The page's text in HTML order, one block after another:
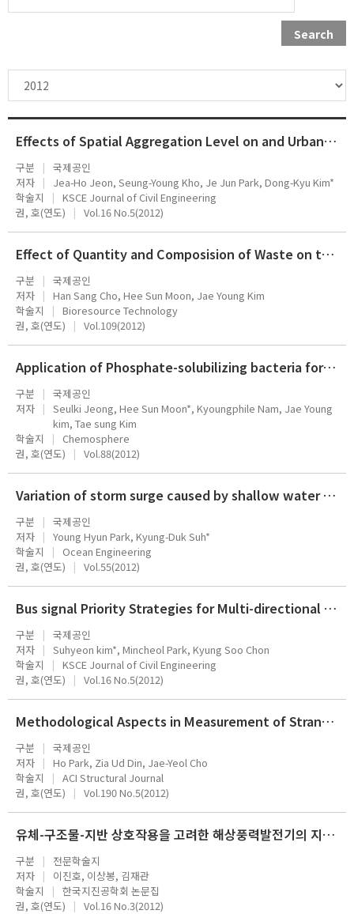
Search
Effects of Spatial Aggregation Level on and Urban Transportation Planning Model
구분
국제공인
저자
Jea-Ho Jeon, Seung-Young Kho, Je Jun Park, Dong-Kyu Kim*
학술지
KSCE Journal of Civil Engineering
권, 호(연도)
Vol.16 No.5(2012)
Effect of Quantity and Composision of Waste on the Prediction of Annual Methane Potential from Landfills
구분
국제공인
저자
Han Sang Cho, Hee Sun Moon, Jae Young Kim
학술지
Bioresource Technology
권, 호(연도)
Vol.109(2012)
Application of Phosphate-solubilizing bacteria for enhancing bioavailability and phytoextraction of cadmium (Cd) from polluted
구분
국제공인
저자
Seulki Jeong, Hee Sun Moon*, Kyoungphile Nam, Jae Young
kim, Tae sung Kim
학술지
Chemosphere
권, 호(연도)
Vol.88(2012)
Variation of storm surge caused by shallow water depths and extreme tidal ranges
구분
국제공인
저자
Young Hyun Park, Kyung-Duk Suh*
학술지
Ocean Engineering
권, 호(연도)
Vol.55(2012)
Bus signal Priority Strategies for Multi-directional Bus Routes
구분
국제공인
저자
Suhyeon kim*, Mincheol Park, Kyung Soo Chon
학술지
KSCE Journal of Civil Engineering
권, 호(연도)
Vol.16 No.5(2012)
Methodological Aspects in Measurement of Strand Transfer Length in Pretensioned Concrete
구분
국제공인
저자
Ho Park, Zia Ud Din, Jae-Yeol Cho
학술지
ACI Structural Journal
권, 호(연도)
Vol.190 No.5(2012)
유체-구조물-지반 상호작용을 고려한 해상풍력발전기의 지진응답해석
구분
전문학술지
저자
이진호, 이상봉, 김재관
학술지
한국지진공학회 논문집
권, 호(연도)
Vol.16 No.3(2012)